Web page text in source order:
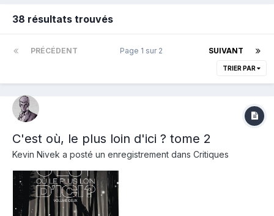
38 résultats trouvés
PRÉCÉDENT SUIVANT
Page 1 sur 2
TRIER PAR
C'est où, le plus loin d'ici ? tome 2
Kevin Nivek a posté un enregistrement dans Critiques